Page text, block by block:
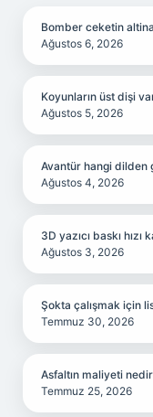
Bomber ceketin
Ağustos 6, 2026
Koyunların üst dişi
Ağustos 5, 2026
Avantür hangi dilden
Ağustos 4, 2026
3D yazıcı baskı hızı
Ağustos 3, 2026
Şokta çalışmak için
Temmuz 30, 2026
Asfaltın maliyeti
Temmuz 25, 2026